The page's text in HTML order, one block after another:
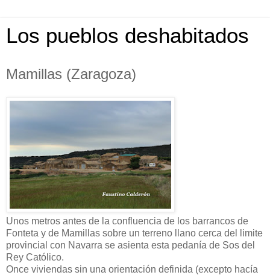
Los pueblos deshabitados
Mamillas (Zaragoza)
Unos metros antes de la confluencia de los barrancos de
Fonteta y de Mamillas sobre un terreno llano cerca del limite
provincial con Navarra se asienta esta pedanía de Sos del
Rey Católico.
Once viviendas sin una orientación definida (excepto hacía